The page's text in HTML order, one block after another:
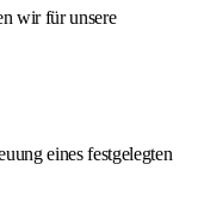
wir für unsere
eines festgelegten